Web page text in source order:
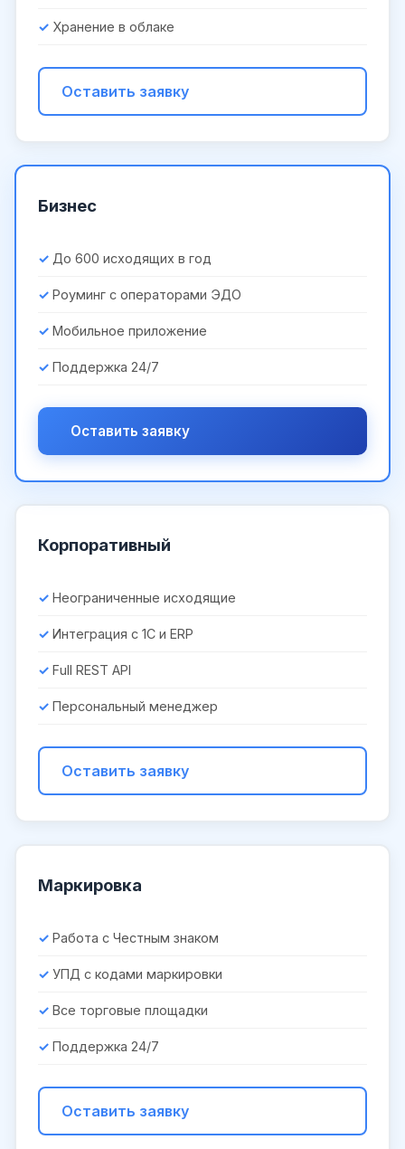
Хранение в облаке
Оставить заявку
Бизнес
До 600 исходящих в год
Роуминг с операторами ЭДО
Мобильное приложение
Поддержка 24/7
Оставить заявку
Корпоративный
Неограниченные исходящие
Интеграция с 1С и ERP
Full REST API
Персональный менеджер
Оставить заявку
Маркировка
Работа с Честным знаком
УПД с кодами маркировки
Все торговые площадки
Поддержка 24/7
Оставить заявку